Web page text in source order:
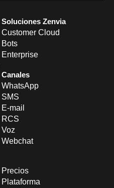
Soluciones Zenvia
Customer Cloud
Bots
Enterprise
Canales
WhatsApp
SMS
E-mail
RCS
Voz
Webchat
Precios
Plataforma